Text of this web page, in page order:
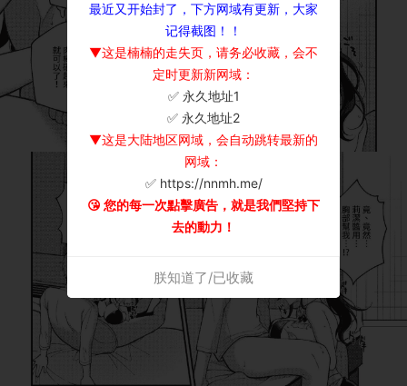
最近又开始封了，下方网域有更新，大家
记得截图！！
▼这是楠楠的走失页，请务必收藏，会不
定时更新新网域：
✅ 永久地址1
✅ 永久地址2
▼这是大陆地区网域，会自动跳转最新的
网域：
✅ https://nnmh.me/
😘 您的每一次點擊廣告，就是我們堅持下
去的動力！
朕知道了/已收藏